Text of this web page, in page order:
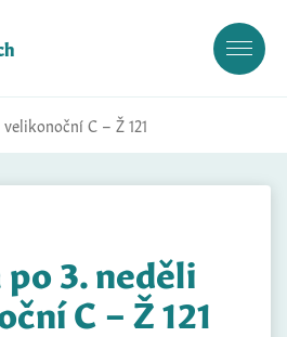
C – Ž 121
3. neděli
C – Ž 121